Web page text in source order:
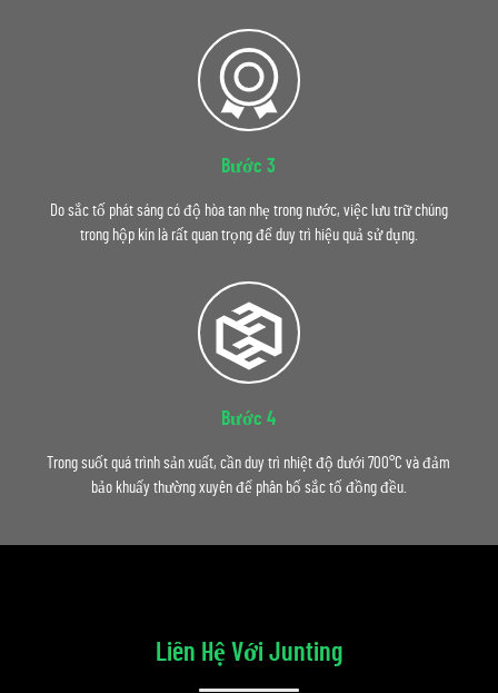
Bước 3
Do sắc tố phát sáng có độ hòa tan nhẹ trong nước, việc lưu trữ chúng
trong hộp kín là rất quan trọng để duy trì hiệu quả sử dụng.
Bước 4
Trong suốt quá trình sản xuất, cần duy trì nhiệt độ dưới 700°C và đảm
bảo khuấy thường xuyên để phân bố sắc tố đồng đều.
Liên Hệ Với Junting